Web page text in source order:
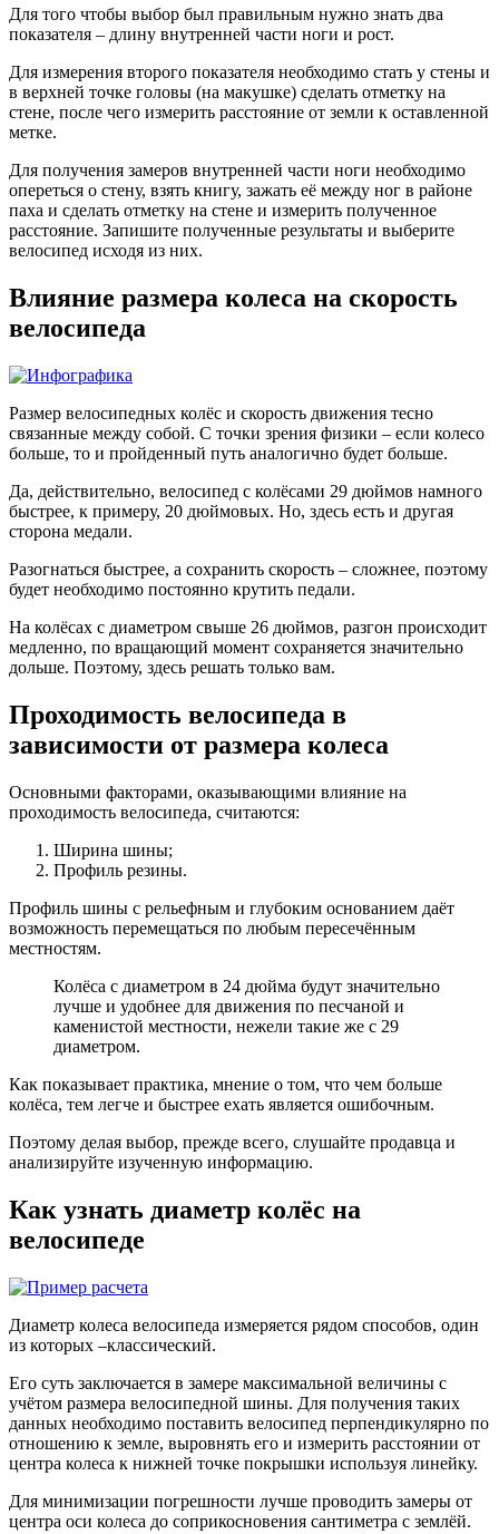
Для того чтобы выбор был правильным нужно знать два
показателя – длину внутренней части ноги и рост.
Для измерения второго показателя необходимо стать у стены и
в верхней точке головы (на макушке) сделать отметку на
стене, после чего измерить расстояние от земли к оставленной
метке.
Для получения замеров внутренней части ноги необходимо
опереться о стену, взять книгу, зажать её между ног в районе
паха и сделать отметку на стене и измерить полученное
расстояние. Запишите полученные результаты и выберите
велосипед исходя из них.
Влияние размера колеса на скорость
велосипеда
Размер велосипедных колёс и скорость движения тесно
связанные между собой. С точки зрения физики – если колесо
больше, то и пройденный путь аналогично будет больше.
Да, действительно, велосипед с колёсами 29 дюймов намного
быстрее, к примеру, 20 дюймовых. Но, здесь есть и другая
сторона медали.
Разогнаться быстрее, а сохранить скорость – сложнее, поэтому
будет необходимо постоянно крутить педали.
На колёсах с диаметром свыше 26 дюймов, разгон происходит
медленно, по вращающий момент сохраняется значительно
дольше. Поэтому, здесь решать только вам.
Проходимость велосипеда в
зависимости от размера колеса
Основными факторами, оказывающими влияние на
проходимость велосипеда, считаются:
Ширина шины;
Профиль резины.
Профиль шины с рельефным и глубоким основанием даёт
возможность перемещаться по любым пересечённым
местностям.
Колёса с диаметром в 24 дюйма будут значительно
лучше и удобнее для движения по песчаной и
каменистой местности, нежели такие же с 29
диаметром.
Как показывает практика, мнение о том, что чем больше
колёса, тем легче и быстрее ехать является ошибочным.
Поэтому делая выбор, прежде всего, слушайте продавца и
анализируйте изученную информацию.
Как узнать диаметр колёс на
велосипеде
Диаметр колеса велосипеда измеряется рядом способов, один
из которых –классический.
Его суть заключается в замере максимальной величины с
учётом размера велосипедной шины. Для получения таких
данных необходимо поставить велосипед перпендикулярно по
отношению к земле, выровнять его и измерить расстоянии от
центра колеса к нижней точке покрышки используя линейку.
Для минимизации погрешности лучше проводить замеры от
центра оси колеса до соприкосновения сантиметра с землёй.